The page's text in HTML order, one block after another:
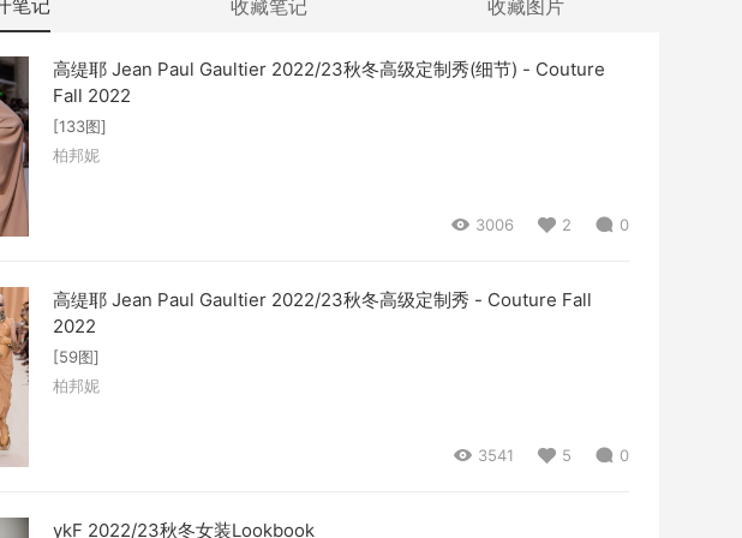
笔记 收藏笔记 收藏图片
高缇耶 Jean Paul Gaultier 2022/23秋冬高级定制秀(细节) - Couture
Fall 2022
[133图]
柏邦妮
3006 2 0
高缇耶 Jean Paul Gaultier 2022/23秋冬高级定制秀 - Couture Fall
2022
[59图]
柏邦妮
3541 5 0
ykF 2022/23秋冬女装Lookbook